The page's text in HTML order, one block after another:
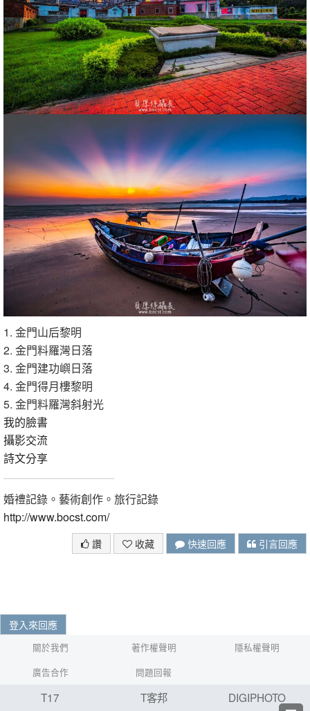
1. 金門山后黎明
2. 金門料羅灣日落
3. 金門建功嶼日落
4. 金門得月樓黎明
5. 金門料羅灣斜射光
我的臉書
攝影交流
詩文分享
婚禮記錄。藝術創作。旅行記錄
http://www.bocst.com/
讚 收藏 快速回應 引言回應
登入來回應
關於我們 著作權聲明
隱私權聲明
廣告合作
問題回報
T17 T客邦 DIGIPHOTO